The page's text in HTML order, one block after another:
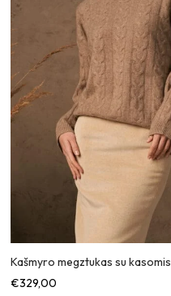
Kašmyro megztukas su kasomis
€329,00